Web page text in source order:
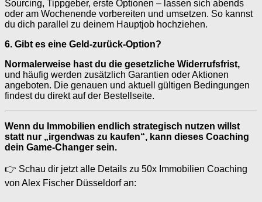
Sourcing, Tippgeber, erste Optionen – lassen sich abends
oder am Wochenende vorbereiten und umsetzen. So kannst
du dich parallel zu deinem Hauptjob hochziehen.
6. Gibt es eine Geld-zurück-Option?
Normalerweise hast du die gesetzliche Widerrufsfrist,
und häufig werden zusätzlich Garantien oder Aktionen
angeboten. Die genauen und aktuell gültigen Bedingungen
findest du direkt auf der Bestellseite.
Wenn du Immobilien endlich strategisch nutzen willst
statt nur „irgendwas zu kaufen“, kann dieses Coaching
dein Game-Changer sein.
👉 Schau dir jetzt alle Details zu 50x Immobilien Coaching
von Alex Fischer Düsseldorf an: